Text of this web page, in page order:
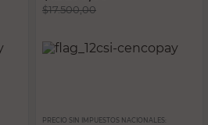
$17.500,00
PRECIO SIN IMPUESTOS NACIONALES: